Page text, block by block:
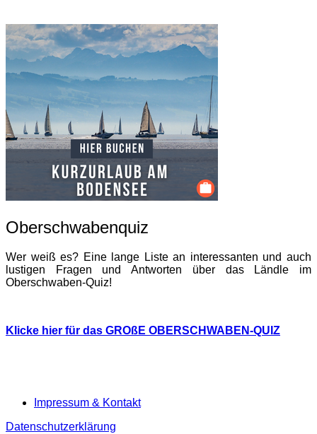
Oberschwabenquiz
Wer weiß es? Eine lange Liste an interessanten und auch
lustigen Fragen und Antworten über das Ländle im
Oberschwaben-Quiz!
Klicke hier für das GROßE OBERSCHWABEN-QUIZ
Impressum & Kontakt
Datenschutzerklärung